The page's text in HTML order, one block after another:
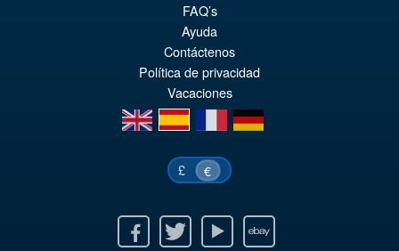
FAQ’s
Ayuda
Contáctenos
Política de privacidad
Vacaciones
en
es fr de
£ €
Twitter Youtube Ebay